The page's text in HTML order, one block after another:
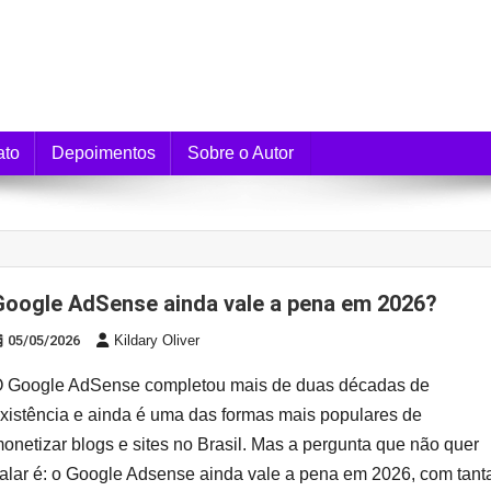
Depoimentos Sobre o Autor
Google AdSense ainda vale a pena em 2026?
05/05/2026 Kildary Oliver
Google AdSense completou mais de duas décadas de
e ainda é uma das formas mais populares de
blogs e sites no Brasil. Mas a pergunta que não quer
é: o Google Adsense ainda vale a pena em 2026, com